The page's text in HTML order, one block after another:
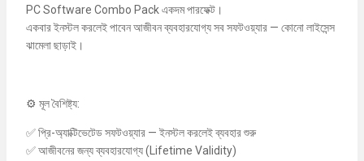
PC Software Combo Pack একদম পারফেক্ট।
একবার ইনস্টল করলেই পাবেন আজীবন ব্যবহারযোগ্য সব সফটওয়্যার — কোনো লাইসেন্স
ঝামেলা ছাড়াই।
⚙️ মূল বৈশিষ্ট্য:
✅ প্রি-অ্যাক্টিভেটেড সফটওয়্যার — ইনস্টল করলেই ব্যবহার শুরু
✅ আজীবনের জন্য ব্যবহারযোগ্য (Lifetime Validity)